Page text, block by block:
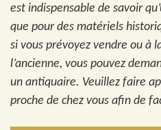
est indispensable de savoir
que pour des matériels
si vous prévoyez vendre ou à
l’ancienne, vous pouvez
un antiquaire. Veuillez faire
proche de chez vous afin de